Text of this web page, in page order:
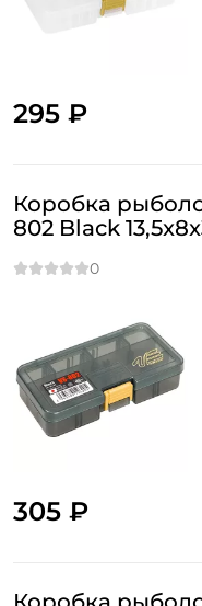
295 ₽
Коробка
802 Black
305 ₽